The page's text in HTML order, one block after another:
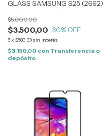
GLASS SAMSUNG S25 (2692)
$3.500,00
$5.000,00
30% OFF
6x $583,33 sin interés
$3.150,00 con Transferencia o
depósito